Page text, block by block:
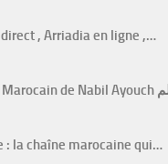
, Arriadia en ligne ,…
: la chaîne marocaine qui…